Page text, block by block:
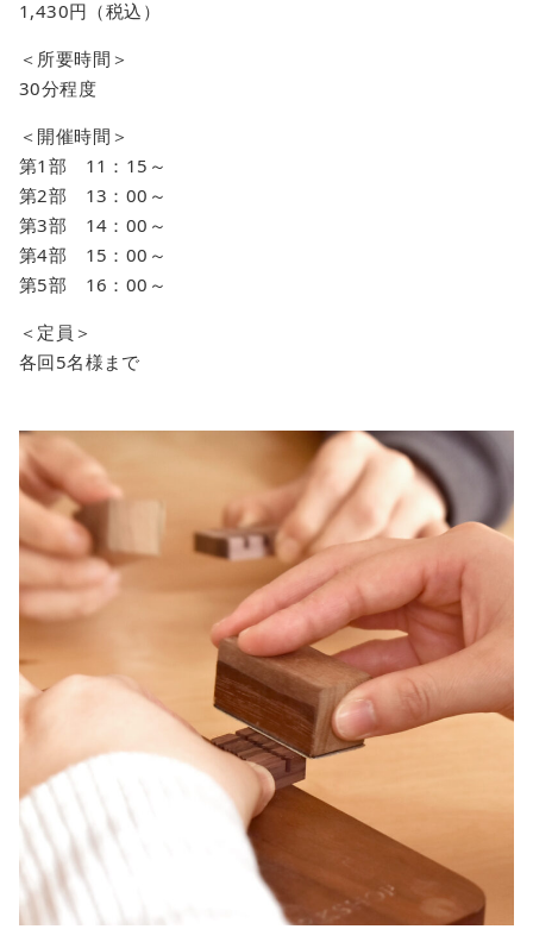
1,430円（税込）
＜所要時間＞
30分程度
＜開催時間＞
第1部 11：15～
第2部 13：00～
第3部 14：00～
第4部 15：00～
第5部 16：00～
＜定員＞
各回5名様まで